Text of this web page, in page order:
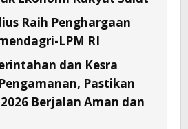
Raih Penghargaan
LPM RI
dan Kesra
Pastikan
Berjalan Aman dan